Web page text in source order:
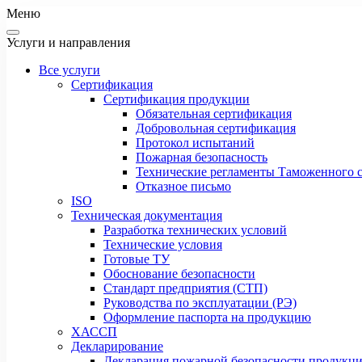
Меню
Услуги и направления
Все услуги
Сертификация
Сертификация продукции
Обязательная сертификация
Добровольная сертификация
Протокол испытаний
Пожарная безопасность
Технические регламенты Таможенного
Отказное письмо
ISO
Техническая документация
Разработка технических условий
Технические условия
Готовые ТУ
Обоснование безопасности
Стандарт предприятия (СТП)
Руководства по эксплуатации (РЭ)
Оформление паспорта на продукцию
ХАССП
Декларирование